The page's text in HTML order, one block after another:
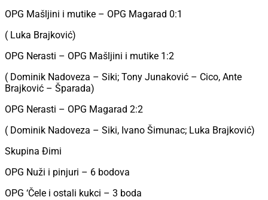
OPG Mašljini i mutike – OPG Magarad 0:1
( Luka Brajković)
OPG Nerasti – OPG Mašljini i mutike 1:2
( Dominik Nadoveza – Siki; Tony Junaković – Cico, Ante
Brajković – Šparada)
OPG Nerasti – OPG Magarad 2:2
( Dominik Nadoveza – Siki, Ivano Šimunac; Luka Brajković)
Skupina Đimi
OPG Nuži i pinjuri – 6 bodova
OPG ‘Čele i ostali kukci – 3 boda